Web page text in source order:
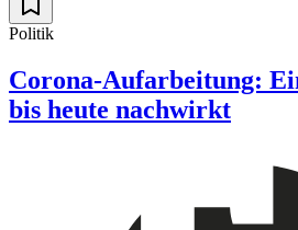
Politik
Corona-Aufarbeitung:
bis heute nachwirkt